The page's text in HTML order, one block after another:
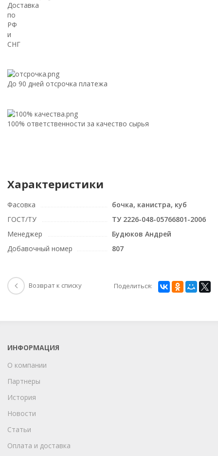
Доставка
по
РФ
и
СНГ
До 90 дней отсрочка платежа
100% ответственности за качество сырья
Характеристики
Фасовка
бочка, канистра, куб
ГОСТ/ТУ
ТУ 2226-048-05766801-2006
Менеджер
Будюков Андрей
Добавочный номер
807
Возврат к списку Поделиться:
ИНФОРМАЦИЯ
О компании
Партнеры
История
Новости
Статьи
Оплата и доставка